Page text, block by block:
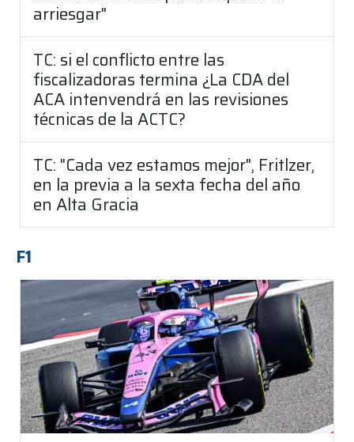
arriesgar"
TC: si el conflicto entre las
fiscalizadoras termina ¿La CDA del
ACA intenvendrá en las revisiones
técnicas de la ACTC?
TC: "Cada vez estamos mejor", Fritlzer,
en la previa a la sexta fecha del año
en Alta Gracia
F1